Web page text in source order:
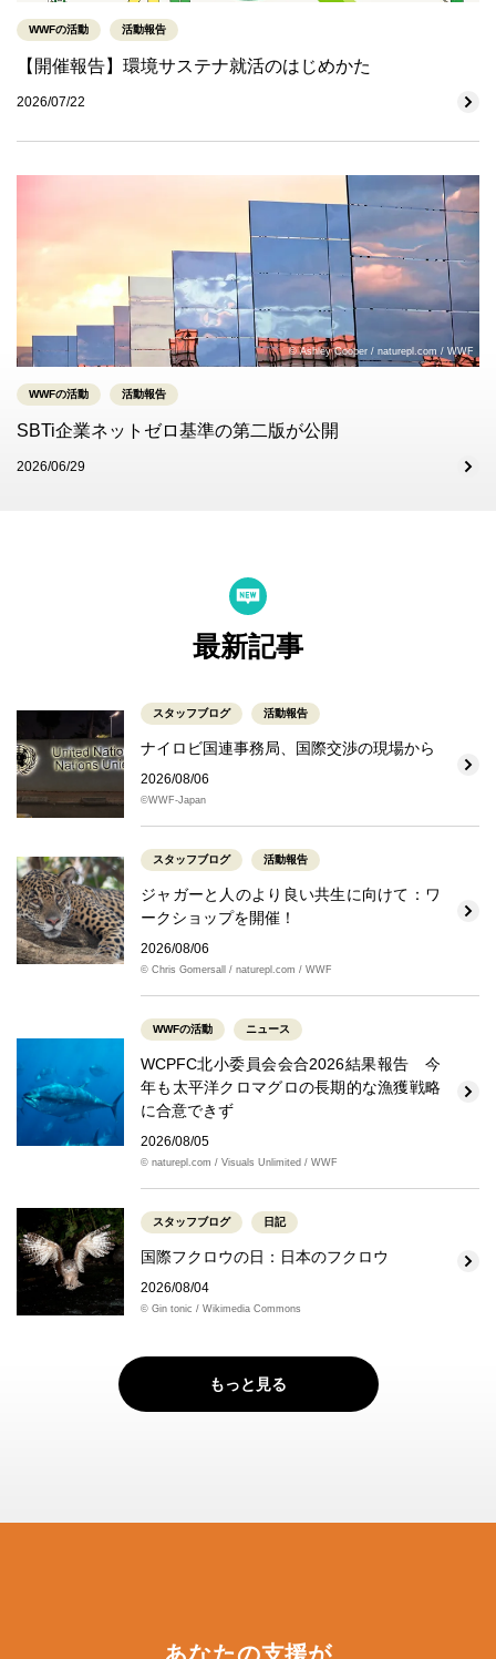
WWFの活動 活動報告
【開催報告】環境サステナ就活のはじめかた
2026/07/22
© Ashley Cooper / naturepl.com / WWF
WWFの活動 活動報告
SBTi企業ネットゼロ基準の第二版が公開
2026/06/29
最新記事
スタッフブログ 活動報告
ナイロビ国連事務局、国際交渉の現場から
2026/08/06
©WWF-Japan
スタッフブログ 活動報告
ジャガーと人のより良い共生に向けて：ワ
ークショップを開催！
2026/08/06
© Chris Gomersall / naturepl.com / WWF
WWFの活動 ニュース
WCPFC北小委員会会合2026結果報告 今
年も太平洋クロマグロの長期的な漁獲戦略
に合意できず
2026/08/05
© naturepl.com / Visuals Unlimited / WWF
スタッフブログ 日記
国際フクロウの日：日本のフクロウ
2026/08/04
© Gin tonic / Wikimedia Commons
もっと見る
あなたの支援が